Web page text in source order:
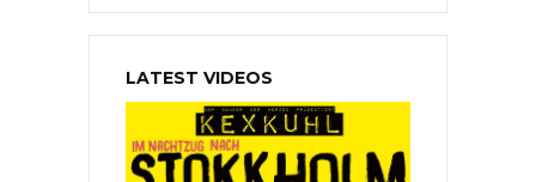
LATEST VIDEOS